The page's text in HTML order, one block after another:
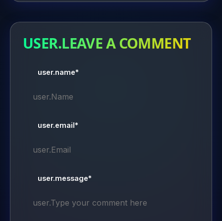
USER.LEAVE A COMMENT
user.name*
user.email*
user.message*